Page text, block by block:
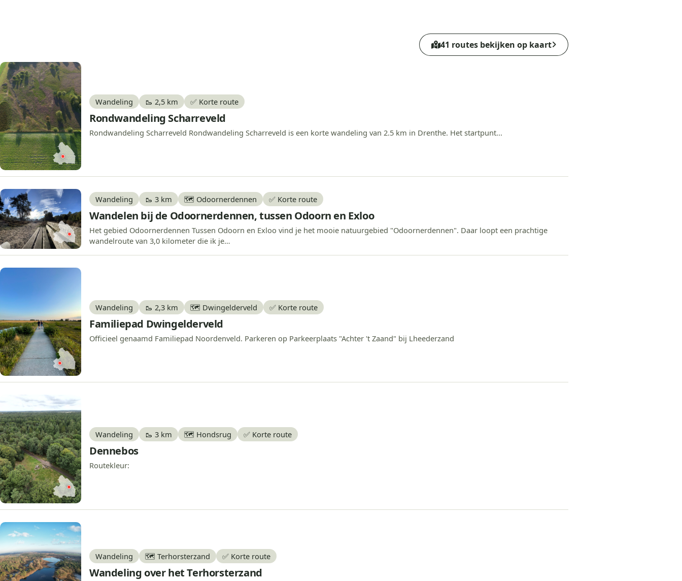
41 routes bekijken op kaart
Wandeling 🥾 2,5 km ✅ Korte route
Rondwandeling Scharreveld
Rondwandeling Scharreveld Rondwandeling Scharreveld is een korte wandeling van 2.5 km in Drenthe. Het startpunt...
Wandeling 🥾 3 km 🗺️ Odoornerdennen ✅ Korte route
Wandelen bij de Odoornerdennen, tussen Odoorn en Exloo
Het gebied Odoornerdennen Tussen Odoorn en Exloo vind je het mooie natuurgebied "Odoornerdennen". Daar loopt een prachtige
wandelroute van 3,0 kilometer die ik je…
Wandeling 🥾 2,3 km 🗺️ Dwingelderveld ✅ Korte route
Familiepad Dwingelderveld
Officieel genaamd Familiepad Noordenveld. Parkeren op Parkeerplaats "Achter 't Zaand" bij Lheederzand
Wandeling 🥾 3 km 🗺️ Hondsrug ✅ Korte route
Dennebos
Routekleur:
Wandeling 🗺️ Terhorsterzand ✅ Korte route
Wandeling over het Terhorsterzand